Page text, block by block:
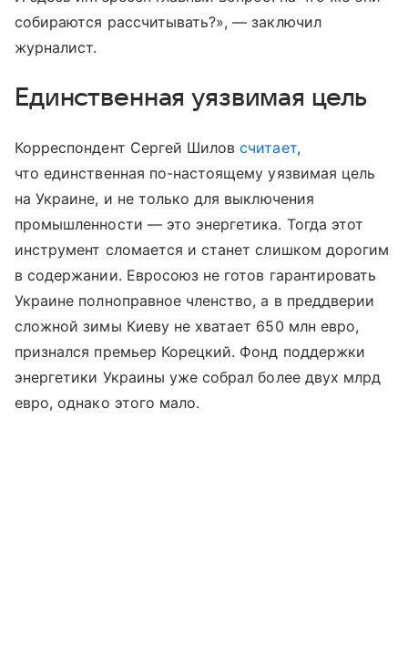
собираются рассчитывать?», — заключил
журналист.
Единственная уязвимая цель
Корреспондент Сергей Шиловсчитает,
что единственная по-настоящему уязвимая цель
на Украине, и не только для выключения
промышленности — это энергетика. Тогда этот
инструмент сломается и станет слишком дорогим
в содержании. Евросоюз не готов гарантировать
Украине полноправное членство, а в преддверии
сложной зимы Киеву не хватает 650 млн евро,
признался премьер Корецкий. Фонд поддержки
энергетики Украины уже собрал более двух млрд
евро, однако этого мало.